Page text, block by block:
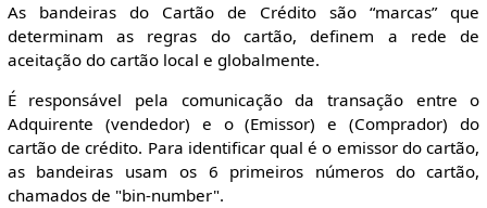
As bandeiras do Cartão de Crédito são “marcas” que
determinam as regras do cartão, definem a rede de
aceitação do cartão local e globalmente.
É responsável pela comunicação da transação entre o
Adquirente (vendedor) e o (Emissor) e (Comprador) do
cartão de crédito. Para identificar qual é o emissor do cartão,
as bandeiras usam os 6 primeiros números do cartão,
chamados de "bin-number".